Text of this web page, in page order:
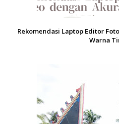
Rekomendasi Laptop Editor
Warna